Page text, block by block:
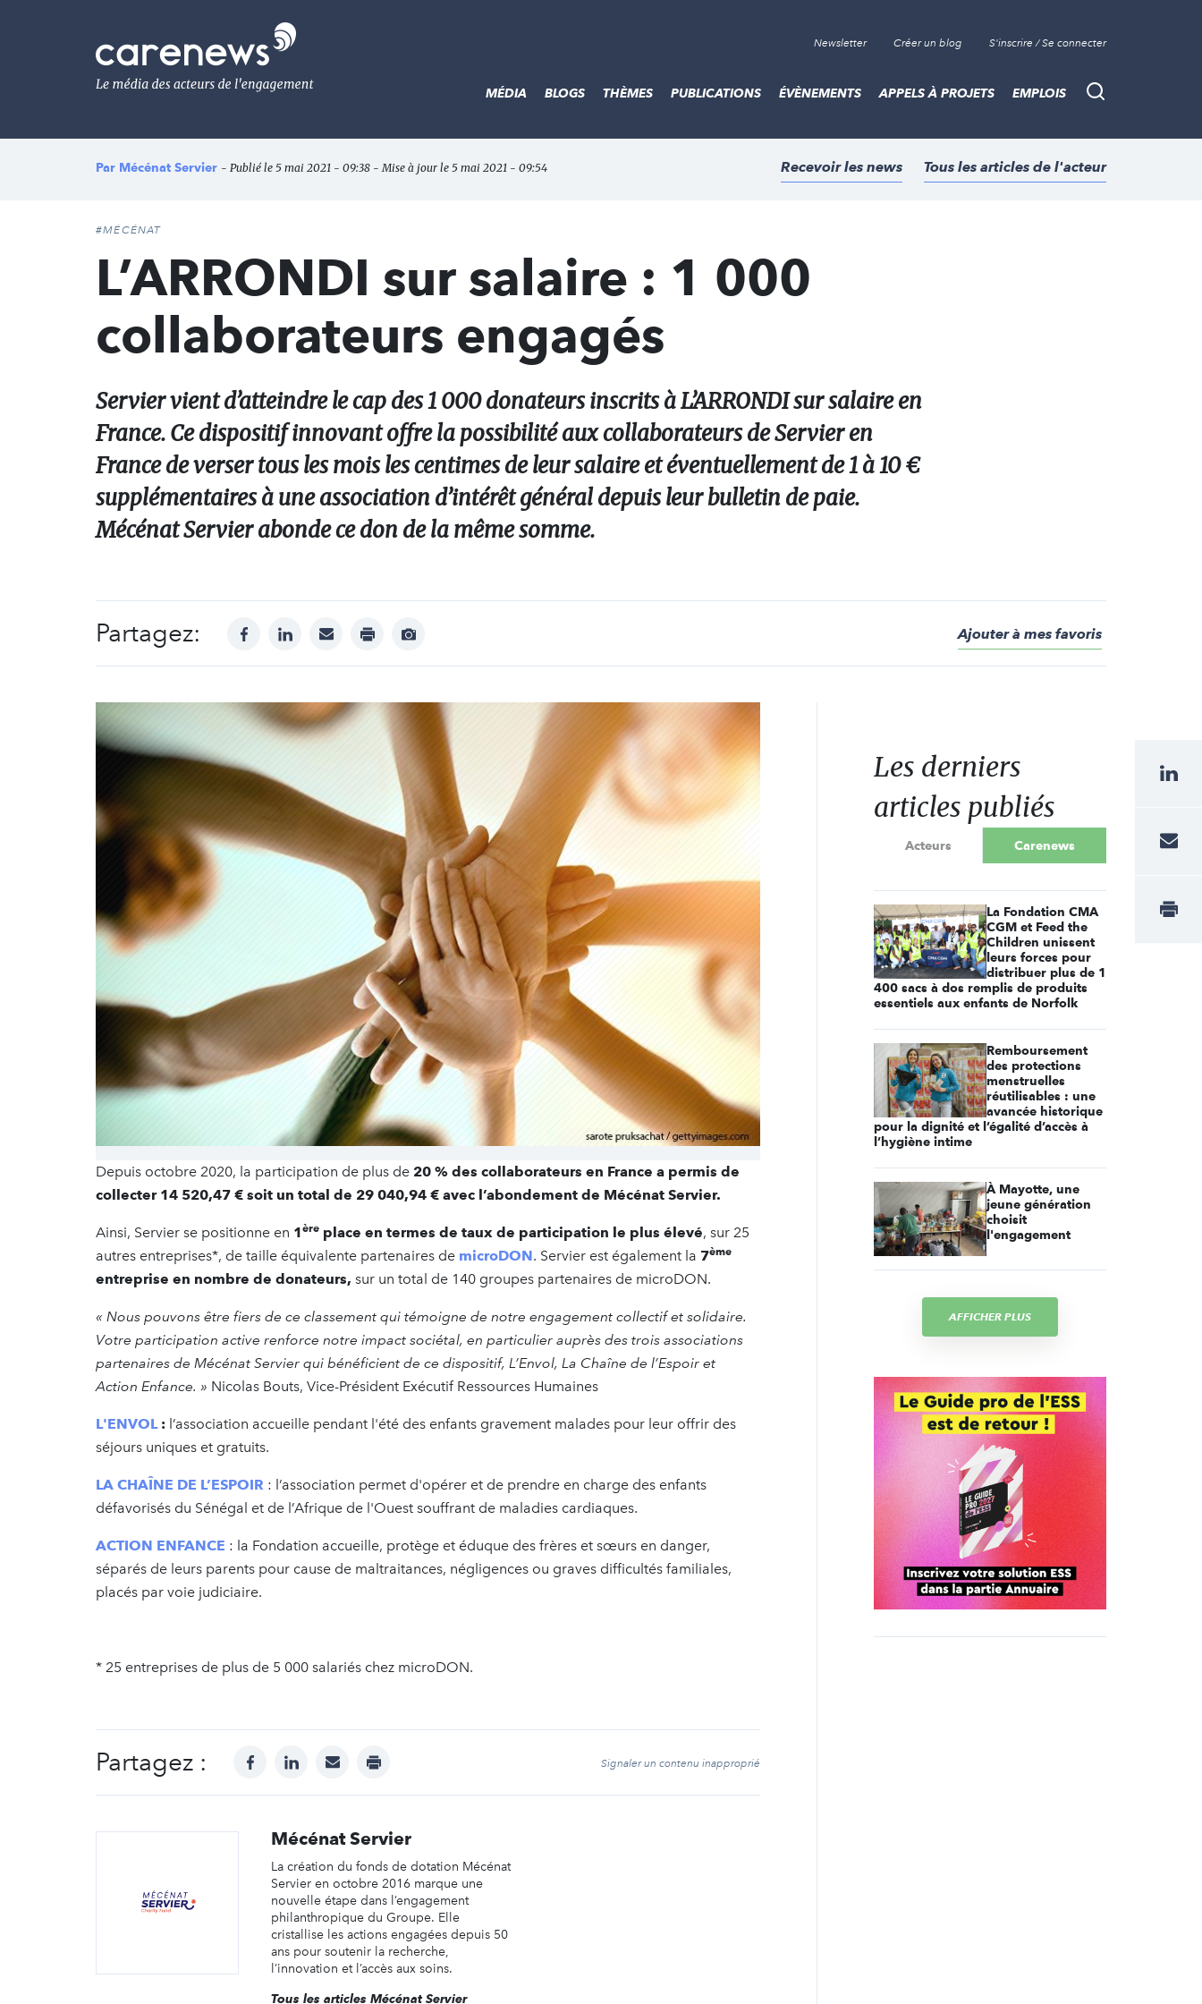
Le
média
de
l'engagement
Newsletter Créer un blog S'inscrire / Se connecter
Recherche
MÉDIA BLOGS THÈMES PUBLICATIONS ÉVÈNEMENTS APPELS À PROJETS EMPLOIS
Par Mécénat Servier - Publié le 5 mai 2021 - 09:38 - Mise à jour le 5 mai 2021 - 09:54 Recevoir les news Tous les articles de l'acteur
#MÉCÉNAT
L’ARRONDI sur salaire : 1 000
collaborateurs engagés
Servier vient d’atteindre le cap des 1 000 donateurs inscrits à L’ARRONDI sur salaire en
France. Ce dispositif innovant offre la possibilité aux collaborateurs de Servier en
France de verser tous les mois les centimes de leur salaire et éventuellement de 1 à 10 €
supplémentaires à une association d’intérêt général depuis leur bulletin de paie.
Mécénat Servier abonde ce don de la même somme.
Partagez: facebooklinkedinmail print
Afficher
Ajouter à mes favoris
Depuis octobre 2020, la participation de plus de 20 % des collaborateurs en France a permis de
collecter 14 520,47 € soit un total de 29 040,94 € avec l’abondement de Mécénat Servier.
Ainsi, Servier se positionne en 1ère place en termes de taux de participation le plus élevé, sur 25
autres entreprises*, de taille équivalente partenaires de microDON. Servier est également la 7ème
entreprise en nombre de donateurs, sur un total de 140 groupes partenaires de microDON.
« Nous pouvons être fiers de ce classement qui témoigne de notre engagement collectif et solidaire.
Votre participation active renforce notre impact sociétal, en particulier auprès des trois associations
partenaires de Mécénat Servier qui bénéficient de ce dispositif, L’Envol, La Chaîne de l’Espoir et
Action Enfance. » Nicolas Bouts, Vice-Président Exécutif Ressources Humaines
L'ENVOL: l’association accueille pendant l'été des enfants gravement malades pour leur offrir des
séjours uniques et gratuits.
LA CHAÎNE DE L’ESPOIR : l’association permet d'opérer et de prendre en charge des enfants
défavorisés du Sénégal et de l’Afrique de l'Ouest souffrant de maladies cardiaques.
ACTION ENFANCE : la Fondation accueille, protège et éduque des frères et sœurs en danger,
séparés de leurs parents pour cause de maltraitances, négligences ou graves difficultés familiales,
placés par voie judiciaire.
* 25 entreprises de plus de 5 000 salariés chez microDON.
Partagez : facebooklinkedinmail print Signaler un contenu inapproprié
Mécénat Servier
La création du fonds de dotation Mécénat
Servier en octobre 2016 marque une
nouvelle étape dans l’engagement
philanthropique du Groupe. Elle
cristallise les actions engagées depuis 50
ans pour soutenir la recherche,
l’innovation et l’accès aux soins.
Tous les articles Mécénat Servier
Les derniers
articles publiés
Acteurs Carenews
La Fondation CMA
CGM et Feed the
Children unissent
leurs forces pour
distribuer plus de 1
400 sacs à dos remplis de produits
essentiels aux enfants de Norfolk
Remboursement
des protections
menstruelles
réutilisables : une
avancée historique
pour la dignité et l’égalité d’accès à
l’hygiène intime
À Mayotte, une
jeune génération
choisit
l'engagement
AFFICHER PLUS